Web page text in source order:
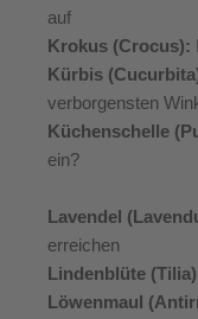
auf
Krokus (Crocus):
Kürbis
verborgensten
Küchenschelle
ein?
Lavendel
erreichen
Lindenblüte
Löwenmaul